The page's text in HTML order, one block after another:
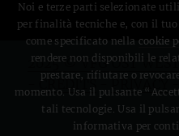
2025 © VFG OST
- CREDITS
PRIVACY
Noi e terze parti selezionate
per finalità tecniche e, con il
come specificato nella cookie
rendere non disponibili le
prestare, rifiutare o
momento. Usa il pulsante
tali tecnologie. Usa il
informativa per